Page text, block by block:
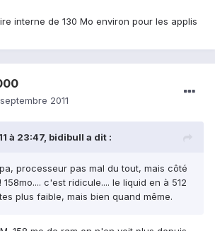
interne de 130 Mo environ pour les applis
2011
à 23:47, bidibull a dit :
processeur pas mal du tout, mais côté
c'est ridicule.... le liquid en à 512
plus faible, mais bien quand même.